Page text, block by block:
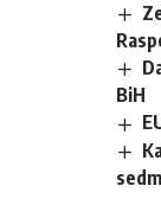
BiH